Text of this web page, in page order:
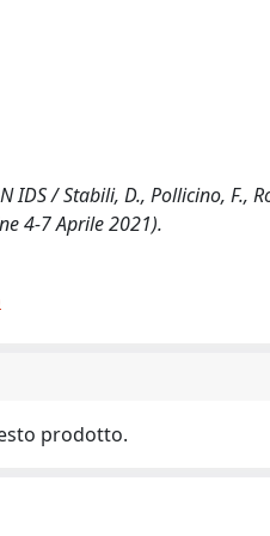
IDS / Stabili, D., Pollicino, F.,
4-7 Aprile 2021).
prodotto.